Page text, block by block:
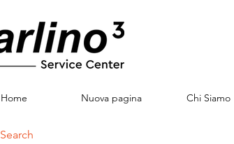
Home Nuova pagina Chi Siamo
Search